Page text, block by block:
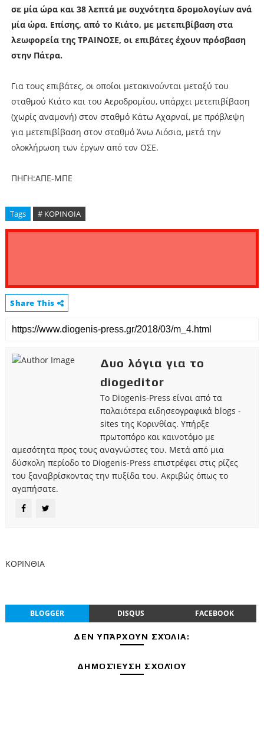
σε μία ώρα και 38 λεπτά με συχνότητα δρομολογίων ανά
μία ώρα. Επίσης, από το Κιάτο, με μετεπιβίβαση στα
λεωφορεία της ΤΡΑΙΝΟΣΕ, οι επιβάτες έχουν πρόσβαση
στην Πάτρα.
Για τους επιβάτες, οι οποίοι μετακινούνται μεταξύ του
σταθμού Κιάτο και του Αεροδρομίου, υπάρχει μετεπιβίβαση
(χωρίς αναμονή) στον σταθμό Κάτω Αχαρναί, με πρόβλεψη
για μετεπιβίβαση στον σταθμό Άνω Λιόσια, μετά την
ολοκλήρωση των έργων από τον ΟΣΕ.
ΠΗΓΗ:ΑΠΕ-ΜΠΕ
Tags # ΚΟΡΙΝΘΙΑ
Share This
Δυο λόγια για το
diogeditor
Το Diogenis-Press είναι από τα
παλαιότερα ειδησεογραφικά blogs -
sites της Κορινθίας. Υπήρξε
πρωτοπόρο και καινοτόμο με
αμεσότητα προς τους αναγνώστες του. Μετά από μια
δύσκολη περίοδο το Diogenis-Press επιστρέφει στις ρίζες
του ξαναβρίσκοντας την πυξίδα του. Ακριβώς όπως το
αγαπήσατε.
ΚΟΡΙΝΘΙΑ
BLOGGER DISQUS FACEBOOK
ΔΕΝ ΥΠΆΡΧΟΥΝ ΣΧΌΛΙΑ:
ΔΗΜΟΣΊΕΥΣΗ ΣΧΟΛΊΟΥ